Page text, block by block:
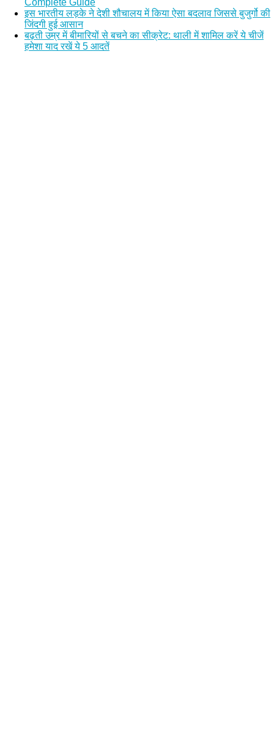
Complete Guide
इस भारतीय लड़के ने देशी शौचालय में किया ऐसा बदलाव जिससे बुजुर्गो की
जिंदगी हुई आसान
बढ़ती उम्र में बीमारियों से बचने का सीक्रेट: थाली में शामिल करें ये चीजें
हमेशा याद रखें ये 5 आदतें